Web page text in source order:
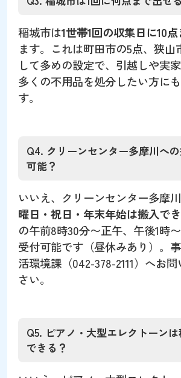
稲城市は1世帯1回の収集日に10
ます。これは町田市の5点、狭山
して多めの設定で、引越しや実
多くの不用品を処分したい方に
す。
Q4. クリーンセンター多摩川へ
可能？
いいえ、クリーンセンター多摩
曜日・祝日・年末年始は搬入で
の午前8時30分〜正午、午後1時
受付可能です（昼休みあり）。
活環境課（042-378-2111）へお
さい。
Q5. ピアノ・大型エレクトーン
できる？